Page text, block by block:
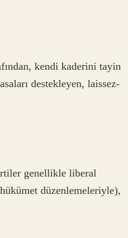
kendi kaderini tayin
destekleyen, laissez-
genellikle liberal
düzenlemeleriyle),